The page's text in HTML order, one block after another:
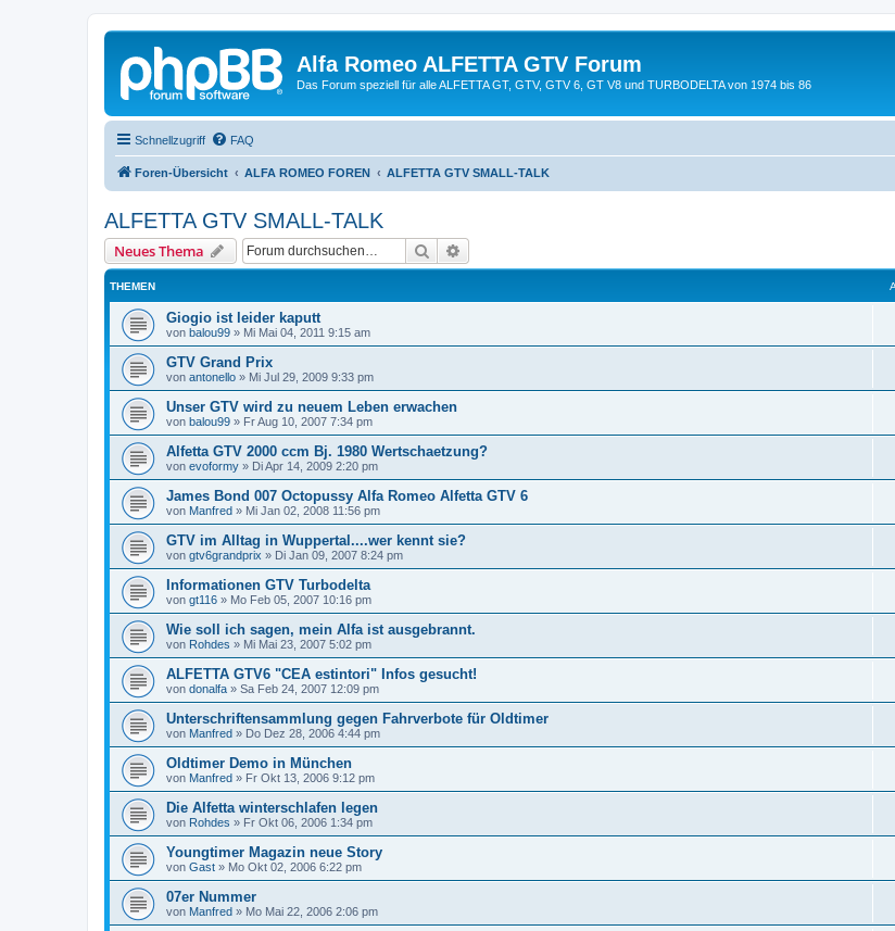
Alfa Romeo ALFETTA GTV Forum
Das Forum speziell für alle ALFETTA GT, GTV, GTV 6, GT V8 und TURBODELTA von 1974 bis 86
Schnellzugriff FAQ
Foren-Übersicht ALFA ROMEO FOREN ALFETTA GTV SMALL-TALK
ALFETTA GTV SMALL-TALK
Neues Thema Suche
THEMEN
Giogio ist leider kaputt
von balou99 » Mi Mai 04, 2011 9:15 am
GTV Grand Prix
von antonello » Mi Jul 29, 2009 9:33 pm
Unser GTV wird zu neuem Leben erwachen
von balou99 » Fr Aug 10, 2007 7:34 pm
Alfetta GTV 2000 ccm Bj. 1980 Wertschaetzung?
von evoformy » Di Apr 14, 2009 2:20 pm
James Bond 007 Octopussy Alfa Romeo Alfetta GTV 6
von Manfred » Mi Jan 02, 2008 11:56 pm
GTV im Alltag in Wuppertal....wer kennt sie?
von gtv6grandprix » Di Jan 09, 2007 8:24 pm
Informationen GTV Turbodelta
von gt116 » Mo Feb 05, 2007 10:16 pm
Wie soll ich sagen, mein Alfa ist ausgebrannt.
von Rohdes » Mi Mai 23, 2007 5:02 pm
ALFETTA GTV6 "CEA estintori" Infos gesucht!
von donalfa » Sa Feb 24, 2007 12:09 pm
Unterschriftensammlung gegen Fahrverbote für Oldtimer
von Manfred » Do Dez 28, 2006 4:44 pm
Oldtimer Demo in München
von Manfred » Fr Okt 13, 2006 9:12 pm
Die Alfetta winterschlafen legen
von Rohdes » Fr Okt 06, 2006 1:34 pm
Youngtimer Magazin neue Story
von Gast » Mo Okt 02, 2006 6:22 pm
07er Nummer
von Manfred » Mo Mai 22, 2006 2:06 pm